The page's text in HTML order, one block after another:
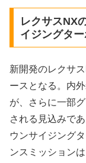
レクサスNX
イジングタ
新開発のレクサ
ースとなる。内
が、さらに一部
される見込みで
ウンサイジング
ンスミッション